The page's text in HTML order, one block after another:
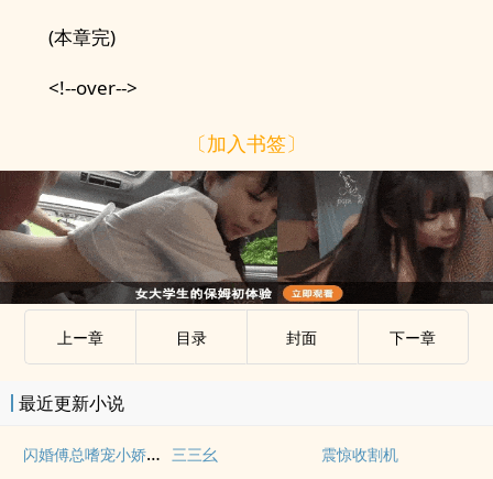
(本章完)
<!--over-->
〔加入书签〕
上ー章 目录 封面 下ー章
最近更新小说
闪婚傅总嗜宠小娇妻哼哼唧唧 三三幺 震惊收割机